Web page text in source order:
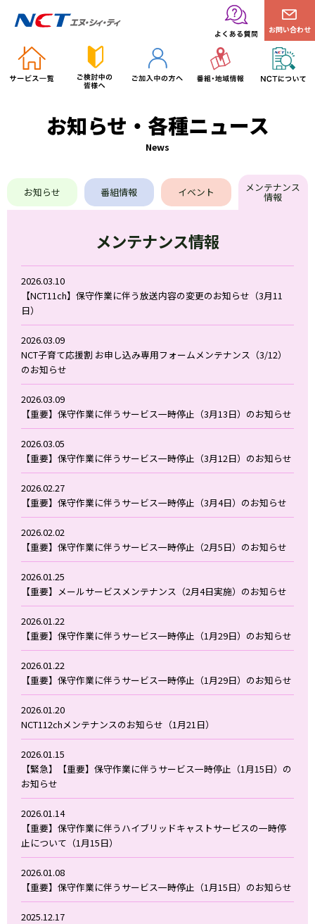
お問い合わせ
お知らせ・各種ニュース
News
お知らせ 番組情報 イベント メンテナンス
情報
メンテナンス情報
2026.03.10
【NCT11ch】保守作業に伴う放送内容の変更のお知らせ（3月11
日）
2026.03.09
NCT子育て応援割 お申し込み専用フォームメンテナンス（3/12）
のお知らせ
2026.03.09
【重要】保守作業に伴うサービス一時停止（3月13日）のお知らせ
2026.03.05
【重要】保守作業に伴うサービス一時停止（3月12日）のお知らせ
2026.02.27
【重要】保守作業に伴うサービス一時停止（3月4日）のお知らせ
2026.02.02
【重要】保守作業に伴うサービス一時停止（2月5日）のお知らせ
2026.01.25
【重要】メールサービスメンテナンス（2月4日実施）のお知らせ
2026.01.22
【重要】保守作業に伴うサービス一時停止（1月29日）のお知らせ
2026.01.22
【重要】保守作業に伴うサービス一時停止（1月29日）のお知らせ
2026.01.20
NCT112chメンテナンスのお知らせ（1月21日）
2026.01.15
【緊急】【重要】保守作業に伴うサービス一時停止（1月15日）の
お知らせ
2026.01.14
【重要】保守作業に伴うハイブリッドキャストサービスの一時停
止について（1月15日）
2026.01.08
【重要】保守作業に伴うサービス一時停止（1月15日）のお知らせ
2025.12.17